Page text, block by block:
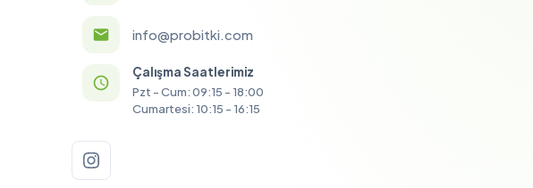
info@probitki.com
Çalışma Saatlerimiz
Pzt - Cum: 09:15 - 18:00
Cumartesi: 10:15 - 16:15